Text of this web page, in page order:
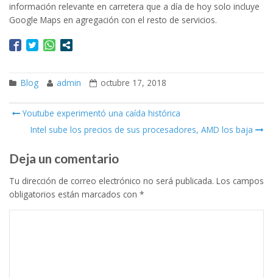
información relevante en carretera que a día de hoy solo incluye
Google Maps en agregación con el resto de servicios.
Blog admin octubre 17, 2018
Post navigation
Youtube experimentó una caída histórica
Intel sube los precios de sus procesadores, AMD los baja
Deja un comentario
Tu dirección de correo electrónico no será publicada. Los campos
obligatorios están marcados con *